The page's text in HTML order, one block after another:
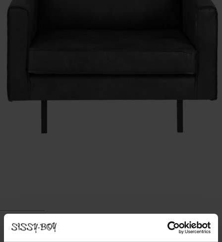
AMSTERDAM PETIT CANAPÉ EN CUIR
ÉCOLOGIQUE COUTURES APPARENTES -